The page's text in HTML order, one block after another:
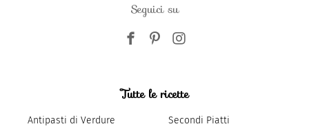
Seguici su
Tutte le ricette
Antipasti di Verdure
Secondi Piatti